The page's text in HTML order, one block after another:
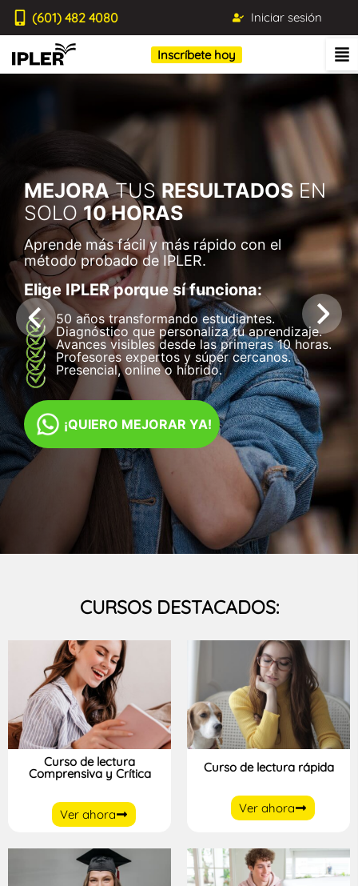
(601) 482 4080 Iniciar sesión
Inscríbete hoy
MEJORATUSRESULTADOS EN
SOLO10 HORAS
Aprende más fácil y más rápido con el
método probado de IPLER.
Elige IPLER porque sí funciona:
50 años transformando estudiantes.
Diagnóstico que personaliza tu aprendizaje.
Avances visibles desde las primeras 10 horas.
Profesores expertos y súper cercanos.
Presencial, online o híbrido.
¡QUIERO MEJORAR YA!
CURSOS DESTACADOS:
Curso de lectura
Comprensiva y Crítica
Ver ahora
Curso de lectura rápida
Ver ahora